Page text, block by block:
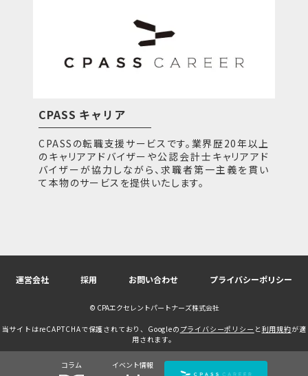
コラム イベント情報
CPASS キャリア
CPASSの転職支援サービスです。業界歴20年以上
のキャリアアドバイザーや公認会計士キャリアアド
バイザーが協力しながら、求職者第一主義を貫い
て本物のサービスを提供いたします。
運営会社 採用 お問い合わせ プライバシーポリシー
© CPAエクセレントパートナーズ株式会社
当サイトはreCAPTCHAで保護されており、Googleの プライバシーポリシー と 利用規約が適
用されます。